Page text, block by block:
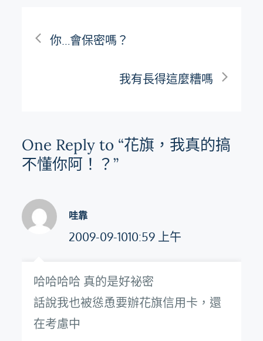
文
覽
你…會保密嗎？
我有長得這麼糟嗎
One Reply to “花旗，我真的搞
不懂你阿！？”
哇靠
2009-09-1010:59 上午
哈哈哈哈 真的是好祕密
話說我也被慫恿要辦花旗信用卡，還
在考慮中